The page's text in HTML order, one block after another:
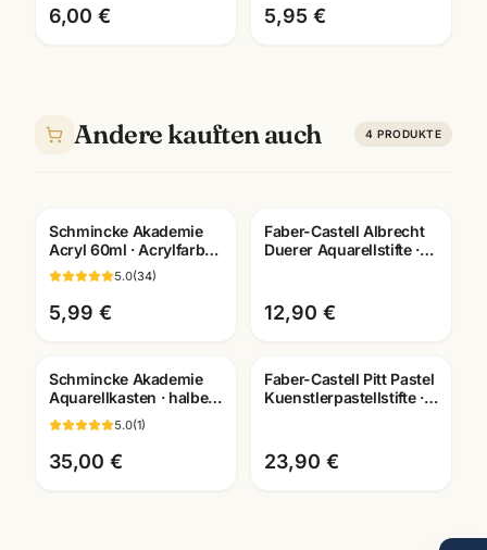
6,00 € 5,95 €
Andere kauften auch 4 PRODUKTE
Schmincke Akademie
Acryl 60ml · Acrylfarben
einzeln · Künstlerbedarf
Mannheim
5.0(34)
5,99 €
Faber-Castell Albrecht
Duerer Aquarellstifte ·
12,90 €
Schmincke Akademie
Aquarellkasten · halbe
Naepfe · Künstler-
Aquarellfarben
Mannheim
5.0(1)
35,00 €
Faber-Castell Pitt Pastel
Kuenstlerpastellstifte ·
23,90 €